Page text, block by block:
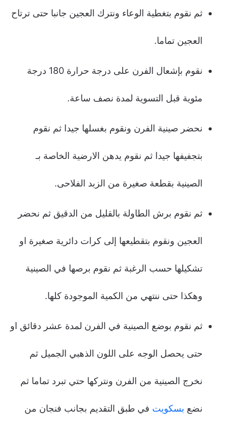
ثم نقوم بتغطية الوعاء ونترك العجين جانبا حتى ترتاح
العجين تماما.
نقوم بإشعال الفرن على درجة حرارة 180 درجة
مئوية قبل التسوية لمدة نصف ساعة.
نحضر صينية الفرن ونقوم بغسلها جيدا ثم نقوم
بتجفيفها جيدا ثم نقوم يدهن الارضية الخاصة بـ
الصينية بقطعة صغيرة من الزبد الفلاحى.
ثم نقوم برش الطاولة بالقليل من الدقيق ثم نحضر
العجين ونقوم بتقطيعها إلى كرات دائرية صغيرة او
تشكيلها حسب الرغبة ثم نقوم برصها في الصينية
وهكذا حتى ننتهي من الكمية الموجودة كلها.
ثم نقوم بوضع الصينية في الفرن لمدة عشر دقائق او
حتى يحصل الوجه على اللون الذهبي الجميل ثم
نخرج الصينية من الفرن ونتركها حتي تبرد تماما ثم
نضع بسكويت في طبق التقديم بجانب فنجان من